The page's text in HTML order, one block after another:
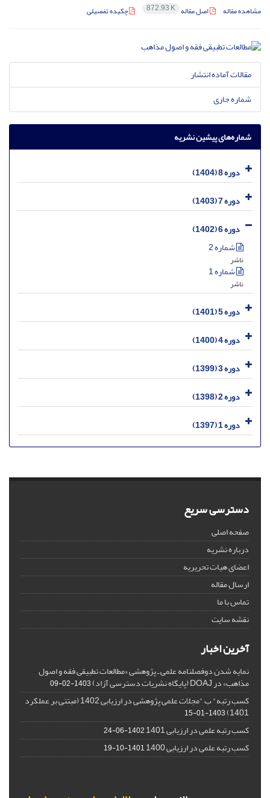
مشاهده مقاله اصل مقاله 872.93 K چکیده تفصیلی
مقالات آماده انتشار
شماره جاری
شماره‌های پیشین نشریه
دوره 8 (1404)
دوره 7 (1403)
دوره 6 (1402)
شماره 2
ناشر
شماره 1
ناشر
دوره 5 (1401)
دوره 4 (1400)
دوره 3 (1399)
دوره 2 (1398)
دوره 1 (1397)
دسترسی سریع
صفحه اصلی
درباره نشریه
اعضای هیات تحریریه
ارسال مقاله
تماس با ما
نقشه سایت
آخرین اخبار
نمایه شدن دوفصلنامه علمی ـ پژوهشی «مطالعات تطبیقی فقه و اصول
مذاهب» در DOAJ (پایگاه نشریات دسترسی آزاد) 1403-02-09
کسب رتبه" ب "مجلات علمی پژوهشی در ارزیابی 1402 (مبتنی بر عملکرد
1401)
1403-01-15
کسب رتبه علمی در ارزیابی 1401 1402-06-24
کسب رتبه علمی در ارزیابی 1400 1401-10-19